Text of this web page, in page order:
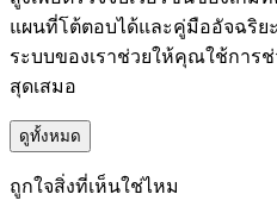
แผนที่โต้ตอบได้และคู่มืออัจฉริย
ระบบของเราช่วยให้คุณใช้การช่
สุดเสมอ
ดูทั้งหมด
ถูกใจสิ่งที่เห็นใช่ไหม